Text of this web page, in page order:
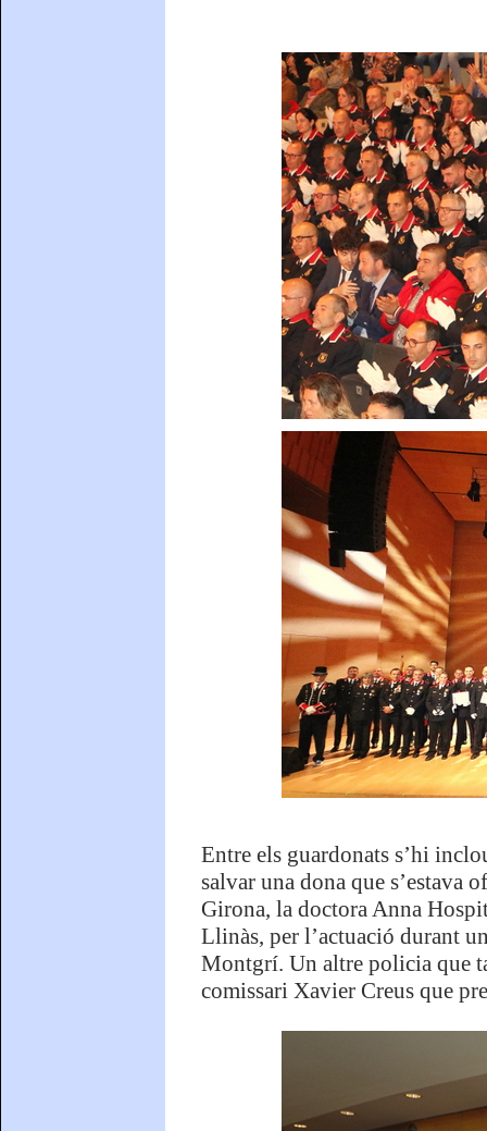
Entre els guardonats s’hi
salvar una dona que s’estava
Girona, la doctora Anna
Llinàs, per l’actuació durant
Montgrí. Un altre policia que
comissari Xavier Creus que